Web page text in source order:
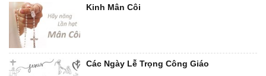
Kinh Mân Côi
Các Ngày Lễ Trọng Công Giáo